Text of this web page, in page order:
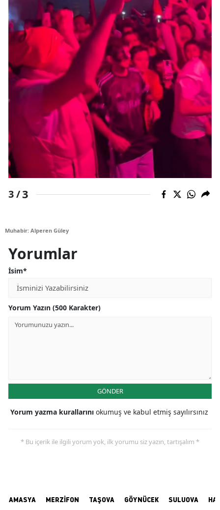
3 /3
Muhabir: Alperen Güley
Yorumlar
İsim*
Yorum Yazın (500 Karakter)
GÖNDER
Yorum yazma kurallarını okumuş ve kabul etmiş sayılırsınız
* Bu içerik ile ilgili yorum yok, ilk yorumu siz yazın, tartışalım *
AMASYA MERZİFON TAŞOVA GÖYNÜCEK SULUOVA